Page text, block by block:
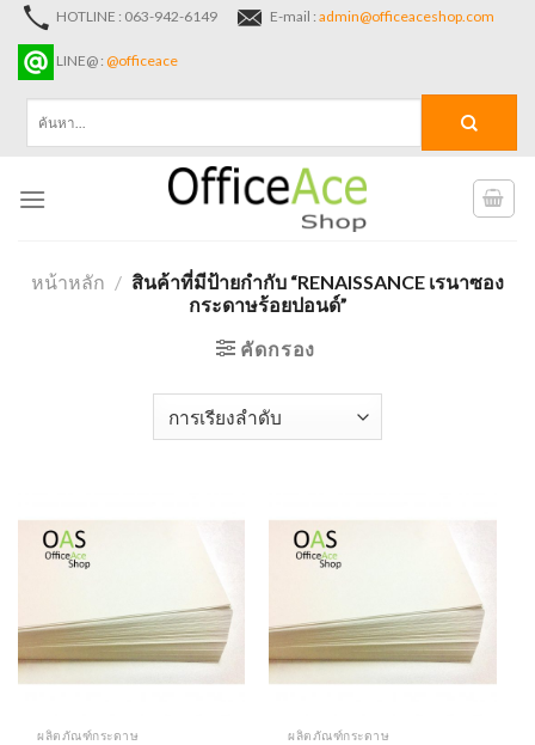
Skip
content
HOTLINE : 063-942-6149 E-mail : admin@officeaceshop.com
LINE@ : @officeace
หน้าหลัก / สินค้าที่มีป้ายกำกับ “RENAISSANCE เรนาซอง
กระดาษร้อยปอนด์”
คัดกรอง
ผลิตภัณฑ์กระดาษ ผลิตภัณฑ์กระดาษ